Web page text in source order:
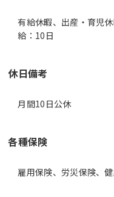
有給休暇、出産・育児
給：10日
休日備考
月間10日公休
各種保険
雇用保険、労災保険、